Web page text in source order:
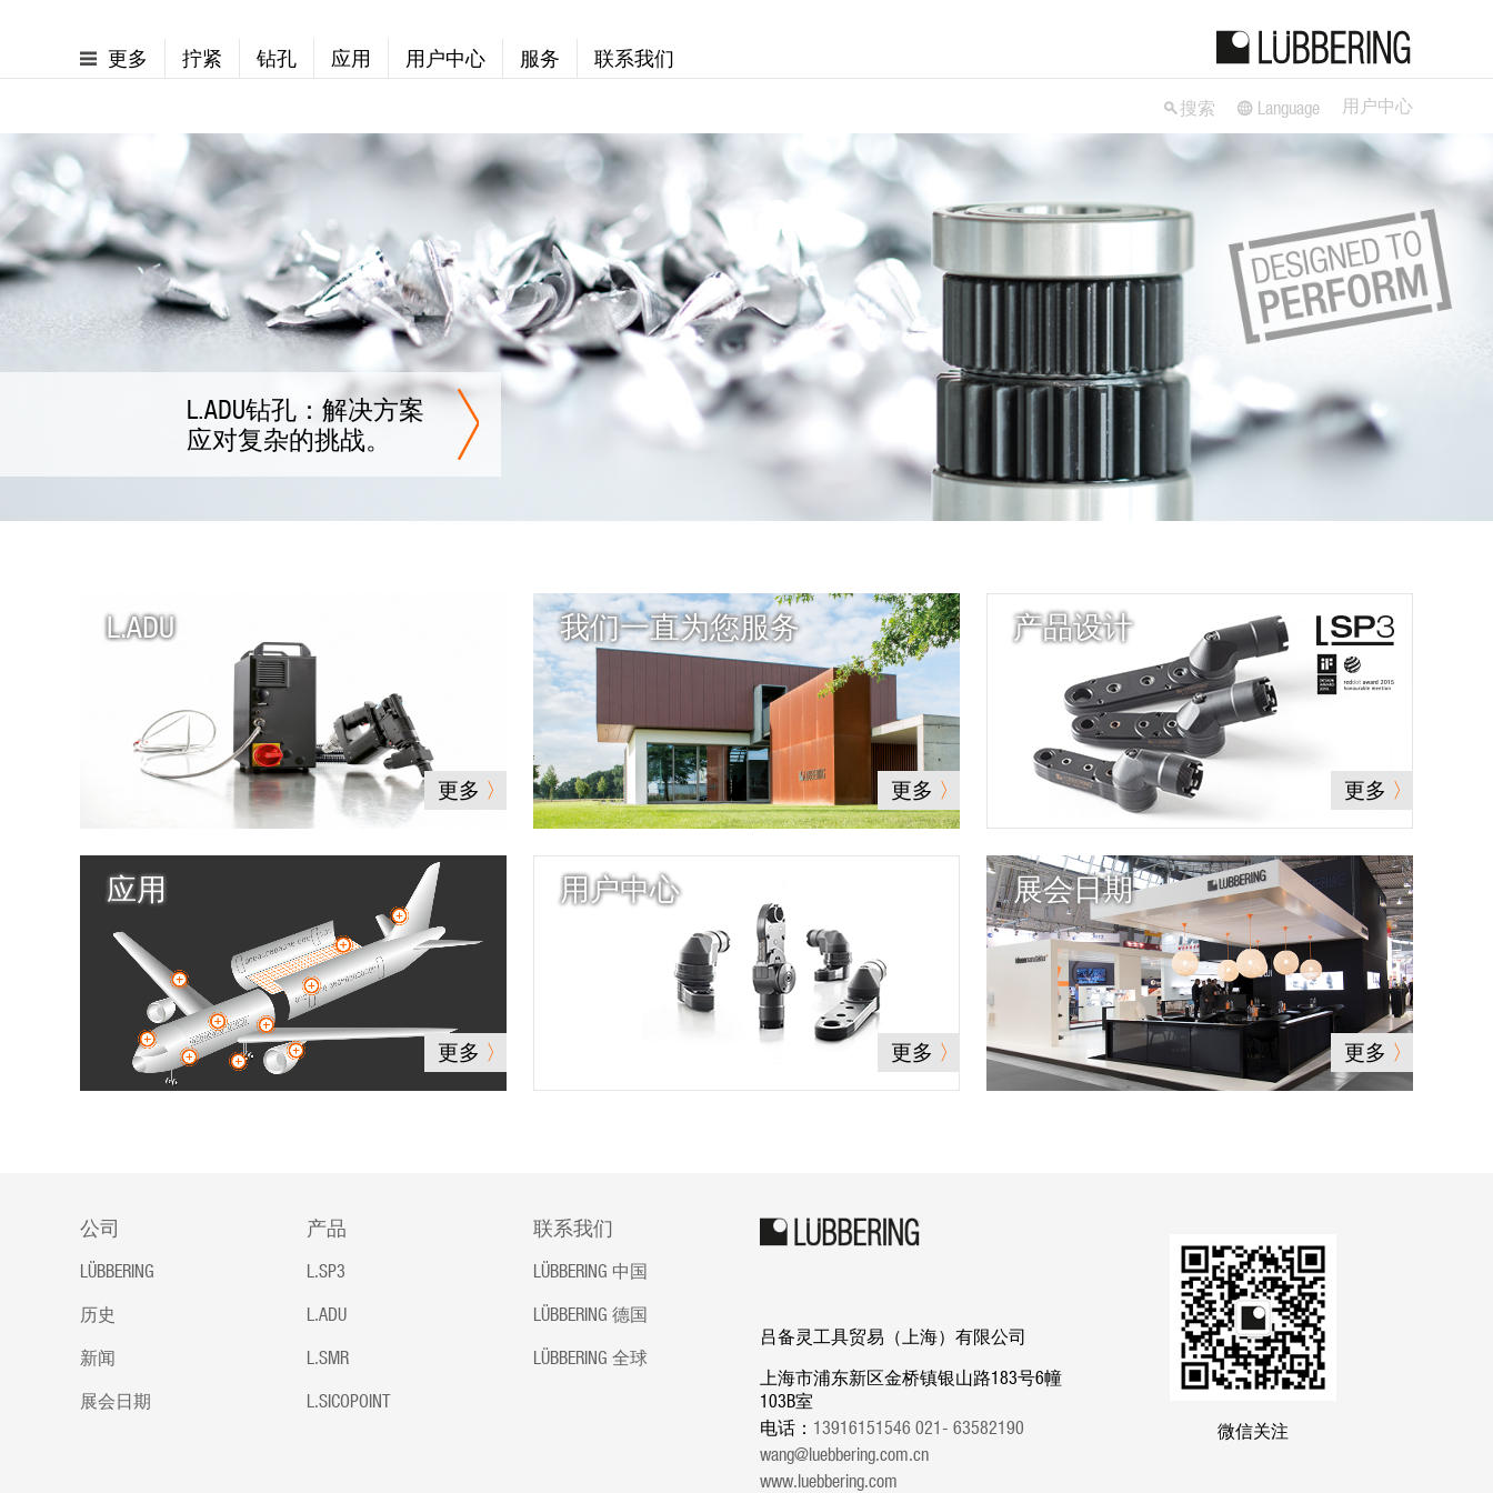
更多 拧紧 钻孔 应用 用户中心 服务 联系我们
用户中心
Language
搜索
L.ADU钻孔：解决方案
应对复杂的挑战。
L.ADU
更多
我们一直为您服务
更多
产品设计
更多
应用
更多
用户中心
更多
展会日期
更多
公司
LÜBBERING
历史
新闻
展会日期
产品
L.SP3
L.ADU
L.SMR
L.SICOPOINT
联系我们
LÜBBERING 中国
LÜBBERING 德国
LÜBBERING 全球
吕备灵工具贸易（上海）有限公司
上海市浦东新区金桥镇银山路183号6幢
103B室
电话： 13916151546 021- 63582190
wang@luebbering.com.cn
www.luebbering.com
微信关注